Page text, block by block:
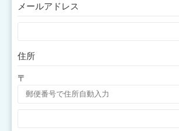
メールアドレス
住所
〒